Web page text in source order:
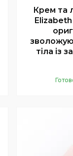
Крем та
тіла із